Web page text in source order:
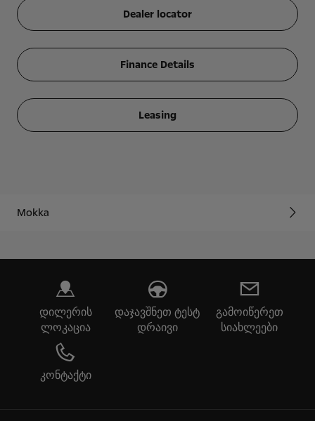
Dealer locator
Finance Details
Leasing
Mokka
დილერის
ლოკაცია
დაჯავშნეთ ტესტ
დრაივი
გამოიწერეთ
სიახლეები
კონტაქტი